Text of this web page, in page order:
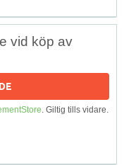
vid köp av
. Giltig tills vidare.